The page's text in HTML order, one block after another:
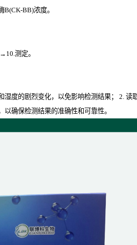
B(CK-BB)浓度。
测定。
度的剧烈变化，以免影响检测结果； 2.
确保检测结果的准确性和可靠性。